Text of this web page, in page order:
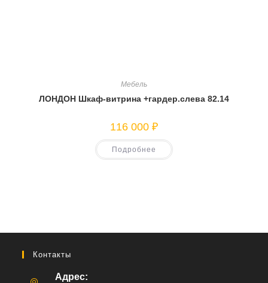
Мебель
ЛОНДОН Шкаф-витрина +гардер.слева 82.14
116 000 ₽
Подробнее
Контакты
Адрес: